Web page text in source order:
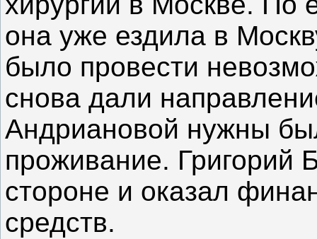
она уже ездила в
было провести
снова дали
Андриановой нужны
проживание. Григорий
стороне и оказал
средств.